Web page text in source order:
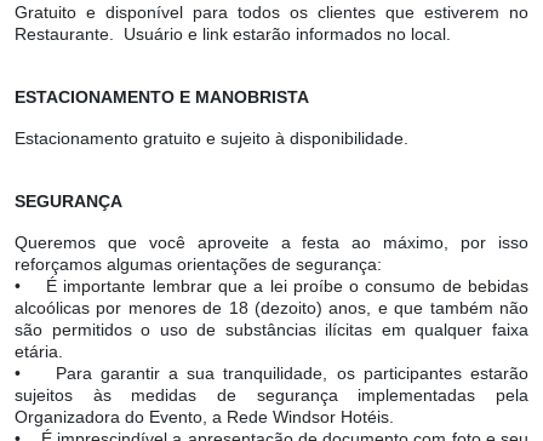
Gratuito e disponível para todos os clientes que estiverem no
Restaurante. Usuário e link estarão informados no local.
ESTACIONAMENTO E MANOBRISTA
Estacionamento gratuito e sujeito à disponibilidade.
SEGURANÇA
Queremos que você aproveite a festa ao máximo, por isso
reforçamos algumas orientações de segurança:
• É importante lembrar que a lei proíbe o consumo de bebidas
alcoólicas por menores de 18 (dezoito) anos, e que também não
são permitidos o uso de substâncias ilícitas em qualquer faixa
etária.
• Para garantir a sua tranquilidade, os participantes estarão
sujeitos às medidas de segurança implementadas pela
Organizadora do Evento, a Rede Windsor Hotéis.